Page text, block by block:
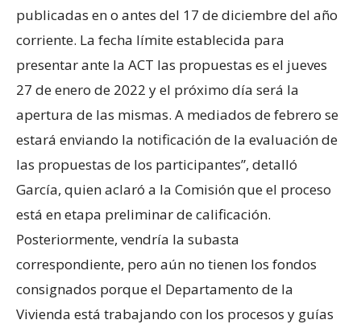
publicadas en o antes del 17 de diciembre del año
corriente. La fecha límite establecida para
presentar ante la ACT las propuestas es el jueves
27 de enero de 2022 y el próximo día será la
apertura de las mismas. A mediados de febrero se
estará enviando la notificación de la evaluación de
las propuestas de los participantes”, detalló
García, quien aclaró a la Comisión que el proceso
está en etapa preliminar de calificación.
Posteriormente, vendría la subasta
correspondiente, pero aún no tienen los fondos
consignados porque el Departamento de la
Vivienda está trabajando con los procesos y guías